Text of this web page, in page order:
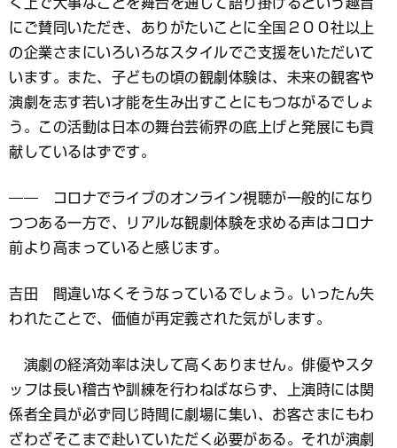
く上で大事なことを舞台を通じて語り掛けるという趣旨
にご賛同いただき、ありがたいことに全国２００社以上
の企業さまにいろいろなスタイルでご支援をいただいて
います。また、子どもの頃の観劇体験は、未来の観客や
演劇を志す若い才能を生み出すことにもつながるでしょ
う。この活動は日本の舞台芸術界の底上げと発展にも貢
献しているはずです。
―― コロナでライブのオンライン視聴が一般的になり
つつある一方で、リアルな観劇体験を求める声はコロナ
前より高まっていると感じます。
吉田 間違いなくそうなっているでしょう。いったん失
われたことで、価値が再定義された気がします。
演劇の経済効率は決して高くありません。俳優やスタ
ッフは長い稽古や訓練を行わねばならず、上演時には関
係者全員が必ず同じ時間に劇場に集い、お客さまにもわ
ざわざそこまで赴いていただく必要がある。それが演劇